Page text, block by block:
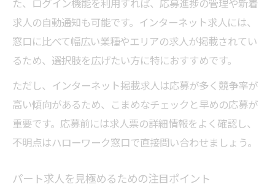
求人の自動通知も可能です。インターネット求人には、
窓口に比べて幅広い業種やエリアの求人が掲載されてい
るため、選択肢を広げたい方に特におすすめです。
ただし、インターネット掲載求人は応募が多く競争率が
高い傾向があるため、こまめなチェックと早めの応募が
重要です。応募前には求人票の詳細情報をよく確認し、
不明点はハローワーク窓口で直接問い合わせましょう。
パート求人を見極めるための注目ポイント